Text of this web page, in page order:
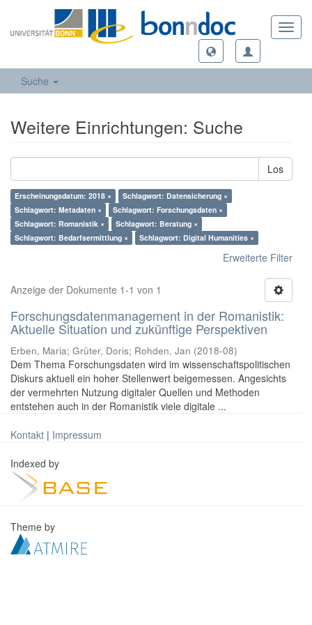
Suche
Weitere Einrichtungen: Suche
Los
Erscheinungsdatum: 2018 ×
Schlagwort: Datensicherung ×
Schlagwort: Metadaten ×
Schlagwort: Forschungsdaten ×
Schlagwort: Romanistik ×
Schlagwort: Beratung ×
Schlagwort: Bedarfsermittlung ×
Schlagwort: Digital Humanities ×
Erweiterte Filter
Anzeige der Dokumente 1-1 von 1
Forschungsdatenmanagement in der Romanistik:
Aktuelle Situation und zukünftige Perspektiven
Erben, Maria; Grüter, Doris; Rohden, Jan (2018-08)
Dem Thema Forschungsdaten wird im wissenschaftspolitischen
Diskurs aktuell ein hoher Stellenwert beigemessen. Angesichts
der vermehrten Nutzung digitaler Quellen und Methoden
entstehen auch in der Romanistik viele digitale ...
Kontakt | Impressum
Indexed by
Theme by